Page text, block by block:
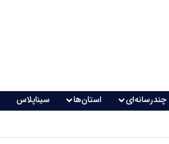
چندرسانه‌ای استان‌ها سیناپلاس